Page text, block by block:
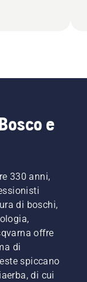
e
330 anni,
di boschi,
offre
di
spiccano
di cui